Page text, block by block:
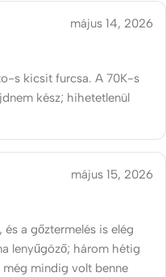
május 14, 2026
s kicsit furcsa. A 70K-s
kész; hihetetlenül
május 15, 2026
a gőztermelés is elég
lenyűgöző; három hétig
még mindig volt benne